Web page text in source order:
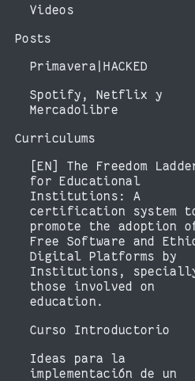
Videos
Posts
Primavera|HACKED
Spotify, Netflix y
Mercadolibre
Curriculums
[EN] The Freedom
for Educational
Institutions: A
certification system
promote the adoption
Free Software and
Digital Platforms by
Institutions,
those involved on
education.
Curso Introductorio
Ideas para la
implementación de un